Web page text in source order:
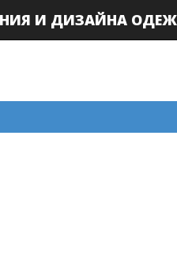
И ДИЗАЙНА